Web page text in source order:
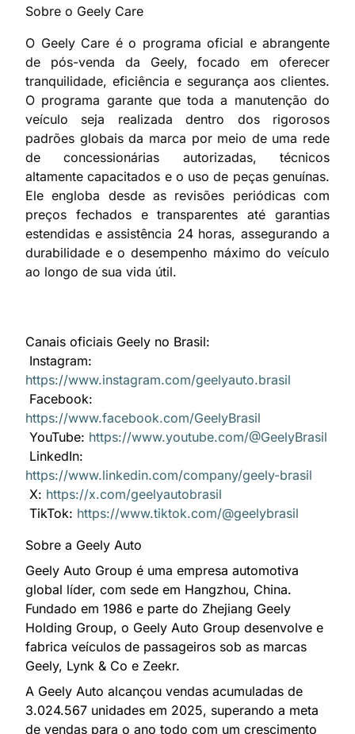
Sobre o Geely Care
O Geely Care é o programa oficial e abrangente
de pós-venda da Geely, focado em oferecer
tranquilidade, eficiência e segurança aos clientes.
O programa garante que toda a manutenção do
veículo seja realizada dentro dos rigorosos
padrões globais da marca por meio de uma rede
de concessionárias autorizadas, técnicos
altamente capacitados e o uso de peças genuínas.
Ele engloba desde as revisões periódicas com
preços fechados e transparentes até garantias
estendidas e assistência 24 horas, assegurando a
durabilidade e o desempenho máximo do veículo
ao longo de sua vida útil.
Canais oficiais Geely no Brasil:
Instagram:
https://www.instagram.com/geelyauto.brasil
Facebook:
https://www.facebook.com/GeelyBrasil
YouTube: https://www.youtube.com/@GeelyBrasil
LinkedIn:
https://www.linkedin.com/company/geely-brasil
X: https://x.com/geelyautobrasil
TikTok: https://www.tiktok.com/@geelybrasil
Sobre a Geely Auto
Geely Auto Group é uma empresa automotiva
global líder, com sede em Hangzhou, China.
Fundado em 1986 e parte do Zhejiang Geely
Holding Group, o Geely Auto Group desenvolve e
fabrica veículos de passageiros sob as marcas
Geely, Lynk & Co e Zeekr.
A Geely Auto alcançou vendas acumuladas de
3.024.567 unidades em 2025, superando a meta
de vendas para o ano todo com um crescimento